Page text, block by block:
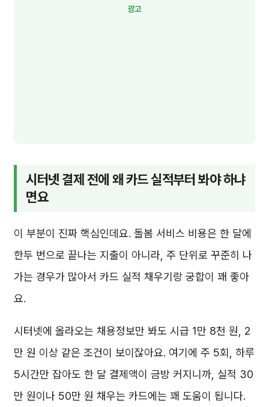
시터넷 결제 전에 왜 카드 실적부터 봐야 하냐
면요
이 부분이 진짜 핵심인데요. 돌봄 서비스 비용은 한 달에
한두 번으로 끝나는 지출이 아니라, 주 단위로 꾸준히 나
가는 경우가 많아서 카드 실적 채우기랑 궁합이 꽤 좋아
요.
시터넷에 올라오는 채용정보만 봐도 시급 1만 8천 원, 2
만 원 이상 같은 조건이 보이잖아요. 여기에 주 5회, 하루
5시간만 잡아도 한 달 결제액이 금방 커지니까, 실적 30
만 원이나 50만 원 채우는 카드에는 꽤 도움이 됩니다.